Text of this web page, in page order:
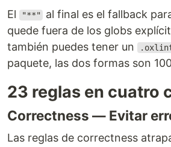
El "**"
al final es el fallback
quede fuera de los globs
también puedes tener un
paquete, las dos formas son
23 reglas en cuatro
Correctness — Evitar
Las reglas de correctness